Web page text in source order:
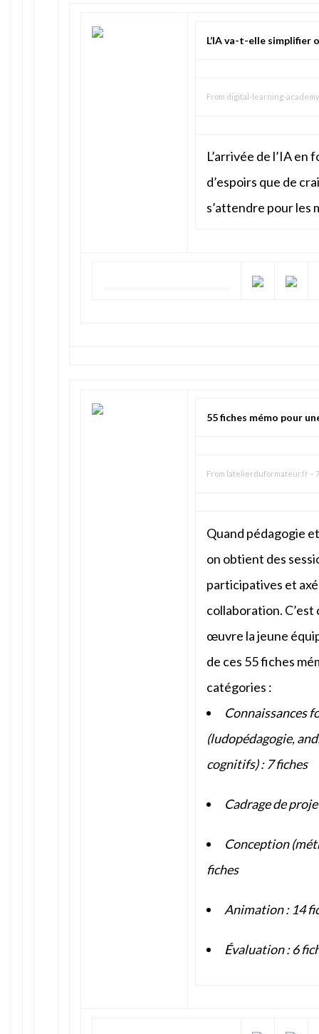
L’IA va-t-elle simplifier
From digital-learning-
L’arrivée de l’IA
d’espoirs que de
s’attendre pour les
55 fiches mémo pour
From latelierduformateur.fr –
Quand pédagogie
on obtient des
participatives et
collaboration.
œuvre la jeune
de ces 55 fiches
catégories :
Connaissances
(ludopédagogie,
cognitifs) : 7 fiches
Cadrage de
Conception
fiches
Animation : 14
Évaluation : 6